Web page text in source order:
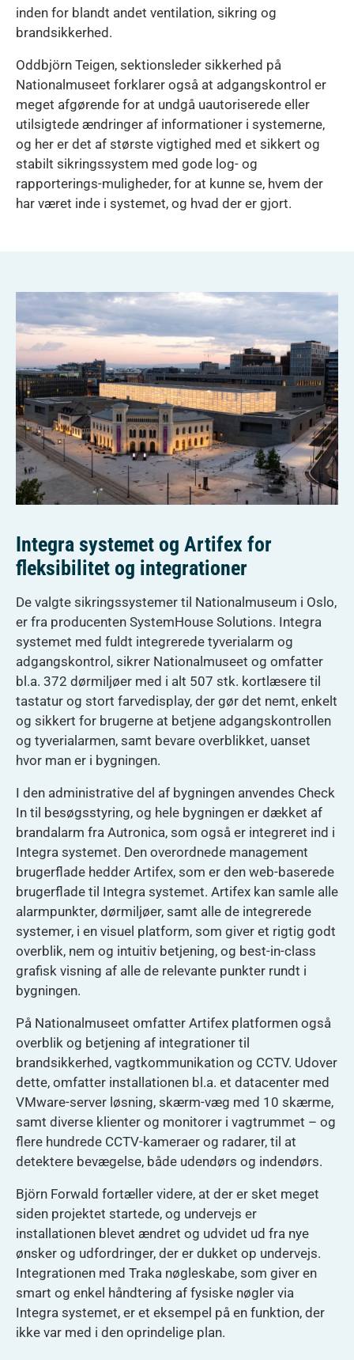
inden for blandt andet ventilation, sikring og
brandsikkerhed.
Oddbjörn Teigen, sektionsleder sikkerhed på
Nationalmuseet forklarer også at adgangskontrol er
meget afgørende for at undgå uautoriserede eller
utilsigtede ændringer af informationer i systemerne,
og her er det af største vigtighed med et sikkert og
stabilt sikringssystem med gode log- og
rapporterings-muligheder, for at kunne se, hvem der
har været inde i systemet, og hvad der er gjort.
Integra systemet og Artifex for
fleksibilitet og integrationer
De valgte sikringssystemer til Nationalmuseum i Oslo,
er fra producenten SystemHouse Solutions. Integra
systemet med fuldt integrerede tyverialarm og
adgangskontrol, sikrer Nationalmuseet og omfatter
bl.a. 372 dørmiljøer med i alt 507 stk. kortlæsere til
tastatur og stort farvedisplay, der gør det nemt, enkelt
og sikkert for brugerne at betjene adgangskontrollen
og tyverialarmen, samt bevare overblikket, uanset
hvor man er i bygningen.
I den administrative del af bygningen anvendes Check
In til besøgsstyring, og hele bygningen er dækket af
brandalarm fra Autronica, som også er integreret ind i
Integra systemet. Den overordnede management
brugerflade hedder Artifex, som er den web-baserede
brugerflade til Integra systemet. Artifex kan samle alle
alarmpunkter, dørmiljøer, samt alle de integrerede
systemer, i en visuel platform, som giver et rigtig godt
overblik, nem og intuitiv betjening, og best-in-class
grafisk visning af alle de relevante punkter rundt i
bygningen.
På Nationalmuseet omfatter Artifex platformen også
overblik og betjening af integrationer til
brandsikkerhed, vagtkommunikation og CCTV. Udover
dette, omfatter installationen bl.a. et datacenter med
VMware-server løsning, skærm-væg med 10 skærme,
samt diverse klienter og monitorer i vagtrummet – og
flere hundrede CCTV-kameraer og radarer, til at
detektere bevægelse, både udendørs og indendørs.
Björn Forwald fortæller videre, at der er sket meget
siden projektet startede, og undervejs er
installationen blevet ændret og udvidet ud fra nye
ønsker og udfordringer, der er dukket op undervejs.
Integrationen med Traka nøgleskabe, som giver en
smart og enkel håndtering af fysiske nøgler via
Integra systemet, er et eksempel på en funktion, der
ikke var med i den oprindelige plan.